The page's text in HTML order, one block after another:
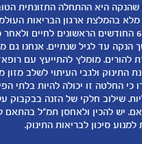
العربية
שמות לתינוקות
התפתחות התינוק
תזונת תינוקות
טיפול בתינוק
הנקה
להיות הורים
שהנקה היא ההתחלה התזונתית
בלעדית למשך 6 החודשים הראשונים לחיים
הנקה עד לגיל שנתיים. אנחנו גם
להורים. מומלץ להתייעץ עם
התינוק ולגבי העיתוי לשלב
כי החלטה זו יכולה להיות בלתי
שילוב חלקי של הזנה בבקבוק
יש להכין ולאחסן תמ"ל בהתאם
סיכון לבריאות התינוק.